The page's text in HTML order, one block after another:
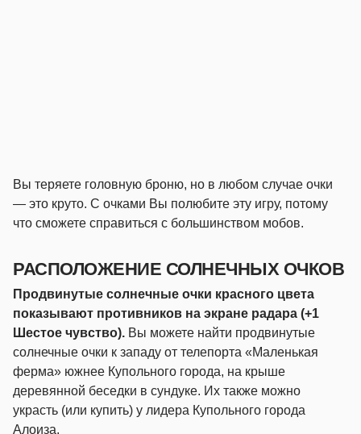
Вы теряете головную броню, но в любом случае очки
— это круто. С очками Вы полюбите эту игру, потому
что сможете справиться с большинством мобов.
РАСПОЛОЖЕНИЕ СОЛНЕЧНЫХ ОЧКОВ
Продвинутые солнечные очки красного цвета
показывают противников на экране радара (+1
Шестое чувство). Вы можете найти продвинутые
солнечные очки к западу от телепорта «Маленькая
ферма» южнее Купольного города, на крыше
деревянной беседки в сундуке. Их также можно
украсть (или купить) у лидера Купольного города
Алоиза.